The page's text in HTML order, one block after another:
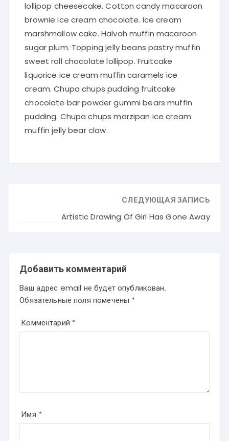
lollipop cheesecake. Cotton candy macaroon
brownie ice cream chocolate. Ice cream
marshmallow cake. Halvah muffin macaroon
sugar plum. Topping jelly beans pastry muffin
sweet roll chocolate lollipop. Fruitcake
liquorice ice cream muffin caramels ice
cream. Chupa chups pudding fruitcake
chocolate bar powder gummi bears muffin
pudding. Chupa chups marzipan ice cream
muffin jelly bear claw.
СЛЕДУЮЩАЯ ЗАПИСЬ
Artistic Drawing Of Girl Has Gone Away
Добавить комментарий
Ваш адрес email не будет опубликован.
Обязательные поля помечены *
Комментарий *
Имя *